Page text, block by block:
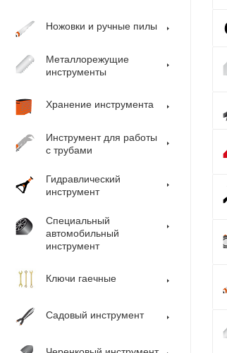
Ножовки и ручные пилы
Металлорежущие
инструменты
Хранение инструмента
Инструмент для работы
с трубами
Гидравлический
инструмент
Специальный
автомобильный
инструмент
Ключи гаечные
Садовый инструмент